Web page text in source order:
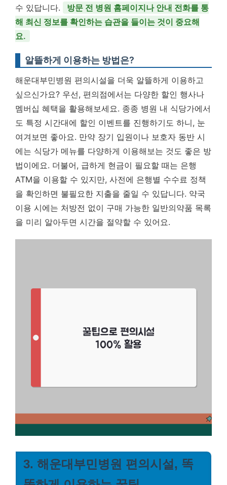
수 있답니다.
방문 전 병원 홈페이지나 안내 전화를 통
해 최신 정보를 확인하는 습관을 들이는 것이 중요해
요.
알뜰하게 이용하는 방법은?
해운대부민병원 편의시설을 더욱 알뜰하게 이용하고
싶으신가요? 우선, 편의점에서는 다양한 할인 행사나
멤버십 혜택을 활용해보세요. 종종 병원 내 식당가에서
도 특정 시간대에 할인 이벤트를 진행하기도 하니, 눈
여겨보면 좋아요. 만약 장기 입원이나 보호자 동반 시
에는 식당가 메뉴를 다양하게 이용해보는 것도 좋은 방
법이에요. 더불어, 급하게 현금이 필요할 때는 은행
ATM을 이용할 수 있지만, 사전에 은행별 수수료 정책
을 확인하면 불필요한 지출을 줄일 수 있답니다. 약국
이용 시에는 처방전 없이 구매 가능한 일반의약품 목록
을 미리 알아두면 시간을 절약할 수 있어요.
3. 해운대부민병원 편의시설, 똑